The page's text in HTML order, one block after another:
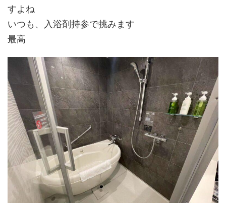
すよね
いつも、入浴剤持参で挑みます
最高